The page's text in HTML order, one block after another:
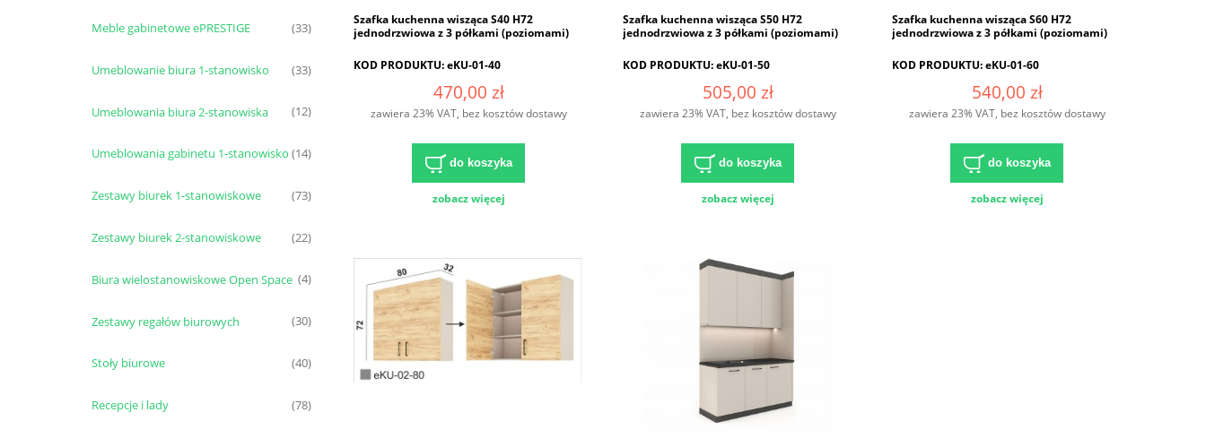
Meble gabinetowe ePRESTIGE (33)
Umeblowanie biura 1-stanowisko (33)
Umeblowania biura 2-stanowiska (12)
Umeblowania gabinetu 1-stanowisko (14)
Zestawy biurek 1-stanowiskowe (73)
Zestawy biurek 2-stanowiskowe (22)
Biura wielostanowiskowe Open Space (4)
Zestawy regałów biurowych (30)
Stoły biurowe (40)
Recepcje i lady (78)
Szafka kuchenna wisząca S40 H72
jednodrzwiowa z 3 półkami (poziomami)
KOD PRODUKTU: eKU-01-40
470,00 zł
zawiera 23% VAT, bez kosztów dostawy
do koszyka
zobacz więcej
Szafka kuchenna wisząca S50 H72
jednodrzwiowa z 3 półkami (poziomami)
KOD PRODUKTU: eKU-01-50
505,00 zł
zawiera 23% VAT, bez kosztów dostawy
do koszyka
zobacz więcej
Szafka kuchenna wisząca S60 H72
jednodrzwiowa z 3 półkami (poziomami)
KOD PRODUKTU: eKU-01-60
540,00 zł
zawiera 23% VAT, bez kosztów dostawy
do koszyka
zobacz więcej